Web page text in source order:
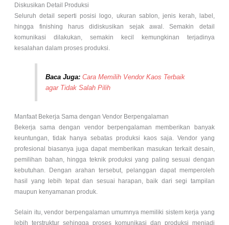
Diskusikan Detail Produksi
Seluruh detail seperti posisi logo, ukuran sablon, jenis kerah, label,
hingga finishing harus didiskusikan sejak awal. Semakin detail
komunikasi dilakukan, semakin kecil kemungkinan terjadinya
kesalahan dalam proses produksi.
Baca Juga: Cara Memilih Vendor Kaos Terbaik
agar Tidak Salah Pilih
Manfaat Bekerja Sama dengan Vendor Berpengalaman
Bekerja sama dengan vendor berpengalaman memberikan banyak
keuntungan, tidak hanya sebatas produksi kaos saja. Vendor yang
profesional biasanya juga dapat memberikan masukan terkait desain,
pemilihan bahan, hingga teknik produksi yang paling sesuai dengan
kebutuhan. Dengan arahan tersebut, pelanggan dapat memperoleh
hasil yang lebih tepat dan sesuai harapan, baik dari segi tampilan
maupun kenyamanan produk.
Selain itu, vendor berpengalaman umumnya memiliki sistem kerja yang
lebih terstruktur sehingga proses komunikasi dan produksi menjadi